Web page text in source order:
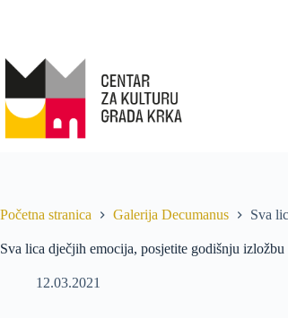
Početna stranica Galerija Decumanus Sva
Sva lica dječjih emocija, posjetite godišnju
12.03.2021